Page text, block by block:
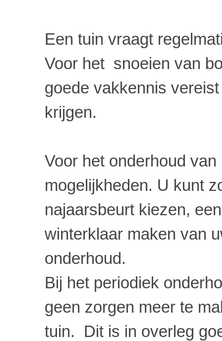
Een tuin vraagt
Voor het snoeien van
goede vakkennis
krijgen.
Voor het onderhoud
mogelijkheden. U kunt
najaarsbeurt kiezen,
winterklaar maken van
onderhoud.
Bij het periodiek
geen zorgen meer te
tuin. Dit is in overleg